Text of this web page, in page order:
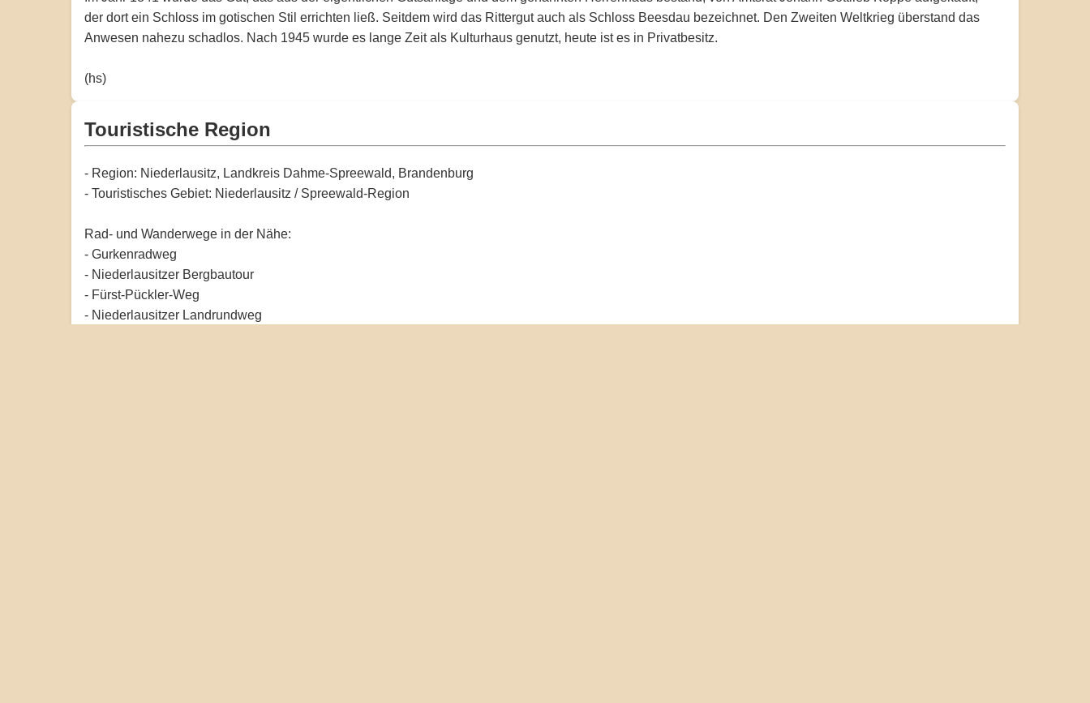
der dort ein Schloss im gotischen Stil errichten ließ. Seitdem wird das Rittergut auch als Schloss Beesdau bezeichnet. Den Zweiten Weltkrieg überstand das
Anwesen nahezu schadlos. Nach 1945 wurde es lange Zeit als Kulturhaus genutzt, heute ist es in Privatbesitz.
(hs)
Touristische Region
- Region: Niederlausitz, Landkreis Dahme-Spreewald, Brandenburg
- Touristisches Gebiet: Niederlausitz / Spreewald-Region
Rad- und Wanderwege in der Nähe:
- Gurkenradweg
- Niederlausitzer Bergbautour
- Fürst-Pückler-Weg
- Niederlausitzer Landrundweg